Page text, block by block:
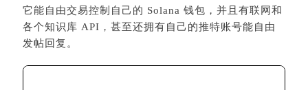
它能自由交易控制自己的 Solana 钱包，并且有联网和
各个知识库 API，甚至还拥有自己的推特账号能自由
发帖回复。